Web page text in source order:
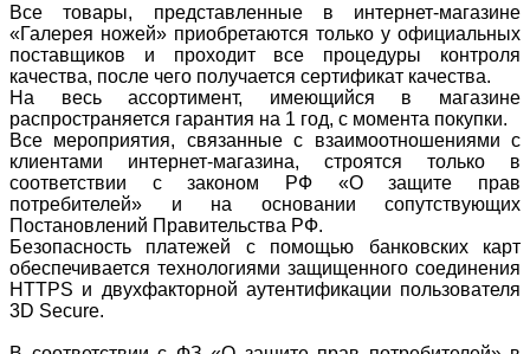
Все товары, представленные в интернет-магазине
«Галерея ножей» приобретаются только у официальных
поставщиков и проходит все процедуры контроля
качества, после чего получается сертификат качества.
На весь ассортимент, имеющийся в магазине
распространяется гарантия на 1 год, с момента покупки.
Все мероприятия, связанные с взаимоотношениями с
клиентами интернет-магазина, строятся только в
соответствии с законом РФ «О защите прав
потребителей» и на основании сопутствующих
Постановлений Правительства РФ.
Безопасность платежей с помощью банковских карт
обеспечивается технологиями защищенного соединения
HTTPS и двухфакторной аутентификации пользователя
3D Secure.